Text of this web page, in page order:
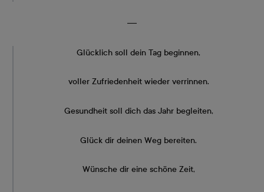
―
Glücklich soll dein Tag beginnen,
voller Zufriedenheit wieder verrinnen.
Gesundheit soll dich das Jahr begleiten,
Glück dir deinen Weg bereiten.
Wünsche dir eine schöne Zeit,